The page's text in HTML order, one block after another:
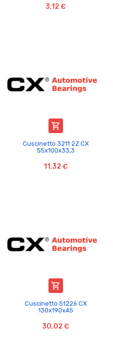
3,12 €

Cuscinetto 3211 2Z CX
55x100x33,3
11,32 €

Cuscinetto 51226 CX
130x190x45
30,02 €